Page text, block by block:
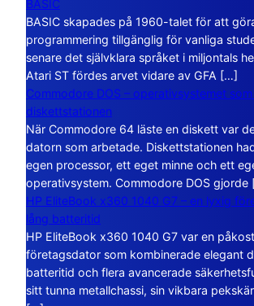
BASIC
BASIC skapades på 1960-talet för att
programmering tillgänglig för vanliga
senare det självklara språket i miljontals
Atari ST fördes arvet vidare av GFA […]
Commodore DOS – operativsystemet
diskettstationen
När Commodore 64 läste en diskett var
datorn som arbetade. Diskettstationen
egen processor, ett eget minne och ett
operativsystem. Commodore DOS gjorde
HP EliteBook x360 1040 G7 – en lyxig
lång batteritid
HP EliteBook x360 1040 G7 var en
företagsdator som kombinerade elegant
batteritid och flera avancerade
sitt tunna metallchassi, sin vikbara